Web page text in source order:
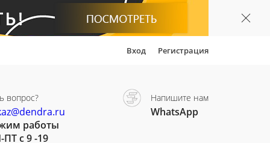
Вход Регистрация
вопрос?
работы
с 9 -19
Напишите нам
WhatsApp